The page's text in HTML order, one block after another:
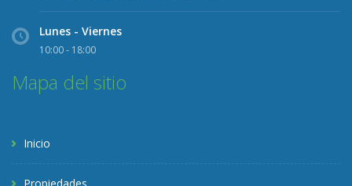
Lunes - Viernes
10:00 - 18:00
Mapa del sitio
Inicio